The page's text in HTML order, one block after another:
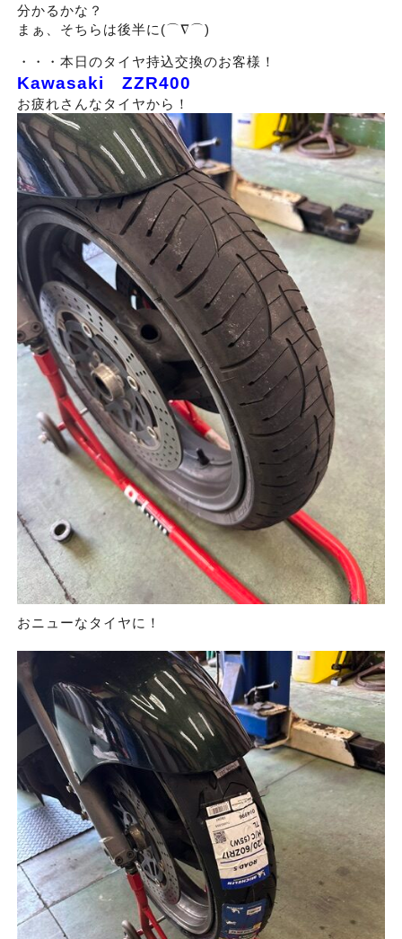
分かるかな？
まぁ、そちらは後半に(⌒∇⌒)
・・・本日のタイヤ持込交換のお客様！
Kawasaki ZZR400
お疲れさんなタイヤから！
おニューなタイヤに！